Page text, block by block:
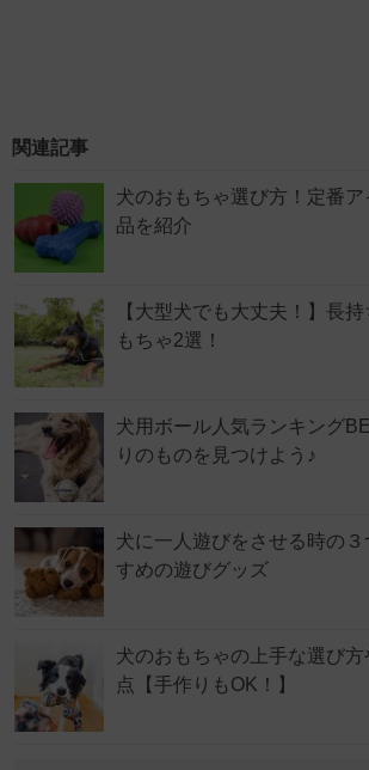
関連記事
犬のおもちゃ選び方！定番
品を紹介
【大型犬でも大丈夫！】長
もちゃ2選！
犬用ボール人気ランキング
りのものを見つけよう♪
犬に一人遊びをさせる時の
すめの遊びグッズ
犬のおもちゃの上手な選び
点【手作りもOK！】